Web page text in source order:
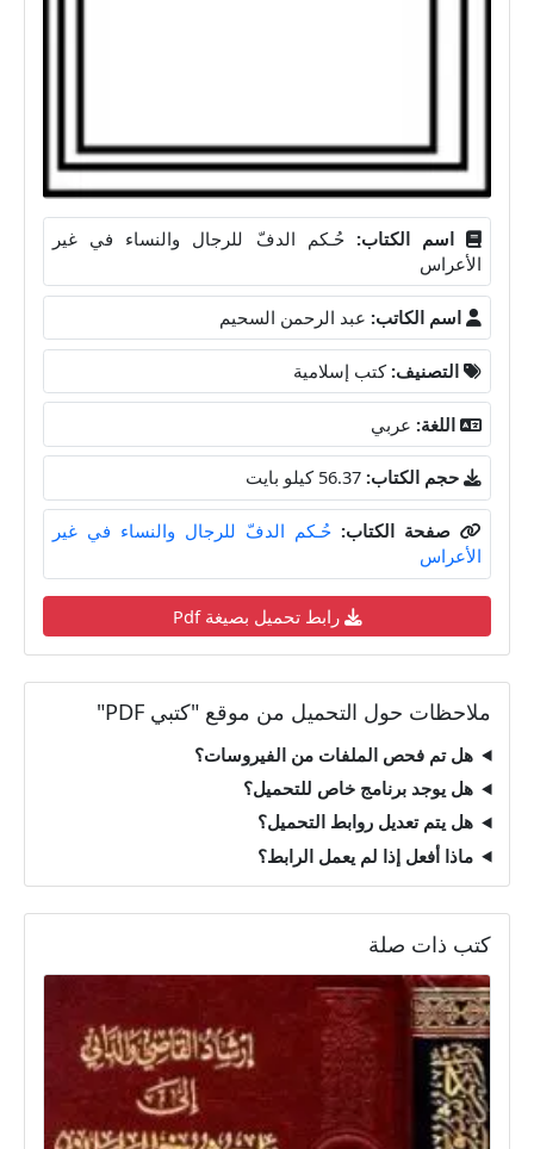
اسم الكتاب: حُـكم الدفّ للرجال والنساء في غير
الأعراس
اسم الكاتب: عبد الرحمن السحيم
التصنيف: كتب إسلامية
اللغة: عربي
حجم الكتاب: 56.37 كيلو بايت
صفحة الكتاب: حُـكم الدفّ للرجال والنساء في غير
الأعراس
رابط تحميل بصيغة Pdf
ملاحظات حول التحميل من موقع "كتبي PDF"
هل تم فحص الملفات من الفيروسات؟
هل يوجد برنامج خاص للتحميل؟
هل يتم تعديل روابط التحميل؟
ماذا أفعل إذا لم يعمل الرابط؟
كتب ذات صلة